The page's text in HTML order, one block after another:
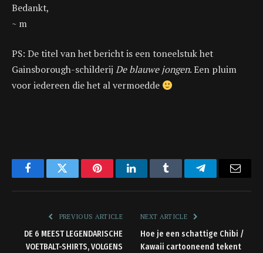
Bedankt,
~ m
PS: De titel van het bericht is een toneelstuk het
Gainsborough-schilderij De blauwe jongen. Een pluim
voor iedereen die het al vermoedde
FacebookTwitter PinterestLinkedInTumblr Telegram
PREVIOUS ARTICLE
DE 6 MEEST LEGENDARISCHE
VOETBALT-SHIRTS, VOLGENS
NEXT ARTICLE
Hoe je een schattige Chibi /
Kawaii cartooneend tekent